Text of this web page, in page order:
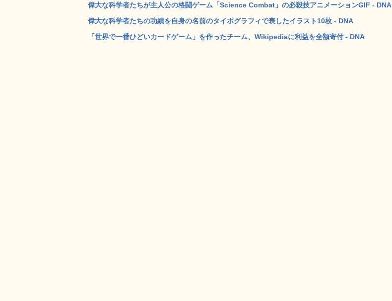
偉大な科学者たちが主人公の格闘ゲーム「Science Combat」の必殺技アニメーションGIF - DNA
偉大な科学者たちの功績を自身の名前のタイポグラフィで表したイラスト10枚 - DNA
「世界で一番ひどいカードゲーム」を作ったチーム、Wikipediaに利益を全額寄付 - DNA